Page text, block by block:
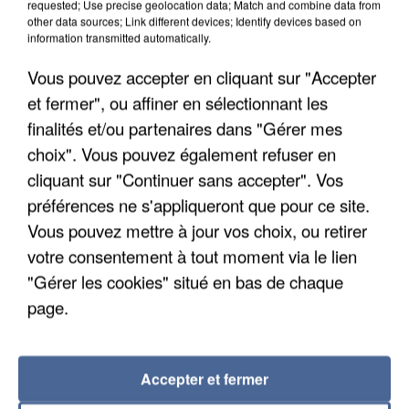
UNE TOURISTE DE L’OISE EMPORTÉE PAR UNE
COULÉE DE BOUE EN HAUTE-SAVOIE
requested; Use precise geolocation data; Match and combine data from
other data sources; Link different devices; Identify devices based on
information transmitted automatically.
Vous pouvez accepter en cliquant sur "Accepter
et fermer", ou affiner en sélectionnant les
finalités et/ou partenaires dans "Gérer mes
choix". Vous pouvez également refuser en
cliquant sur "Continuer sans accepter". Vos
préférences ne s'appliqueront que pour ce site.
Vous pouvez mettre à jour vos choix, ou retirer
votre consentement à tout moment via le lien
"Gérer les cookies" situé en bas de chaque
page.
Accepter et fermer